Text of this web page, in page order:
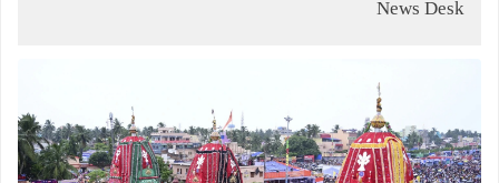
News Desk